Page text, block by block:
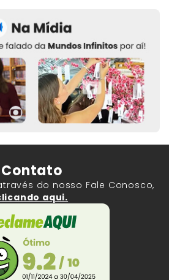
Contato
do nosso Fale Conosco,
aqui.